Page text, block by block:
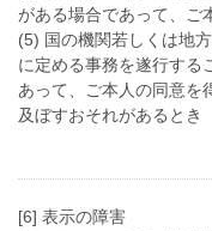
がある場合であって、ご
(5) 国の機関若しくは地
に定める事務を遂行する
あって、ご本人の同意を
及ぼすおそれがあるとき
[6] 表示の障害